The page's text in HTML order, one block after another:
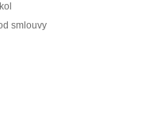
smlouvy